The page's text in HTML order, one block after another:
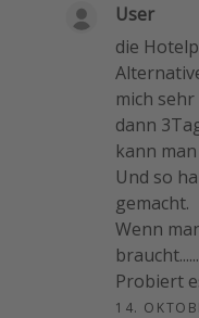
User
die
mich
dann
kann
Und so
gemacht.
Wenn
Probiert
14.